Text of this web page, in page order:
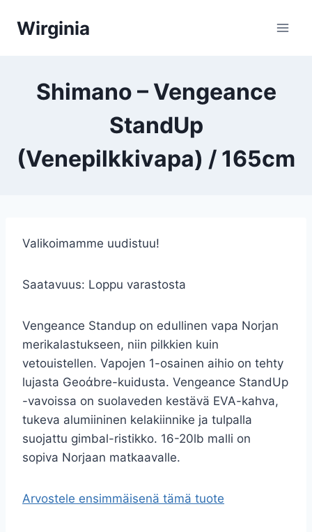
sisältöön
Wirginia
Shimano – Vengeance
StandUp
(Venepilkkivapa) / 165cm
Valikoimamme uudistuu!
Saatavuus: Loppu varastosta
Vengeance Standup on edullinen vapa Norjan
merikalastukseen, niin pilkkien kuin
vetouistellen. Vapojen 1-osainen aihio on tehty
lujasta Geoἀbre-kuidusta. Vengeance StandUp
-vavoissa on suolaveden kestävä EVA-kahva,
tukeva alumiininen kelakiinnike ja tulpalla
suojattu gimbal-ristikko. 16-20lb malli on
sopiva Norjaan matkaavalle.
Arvostele ensimmäisenä tämä tuote